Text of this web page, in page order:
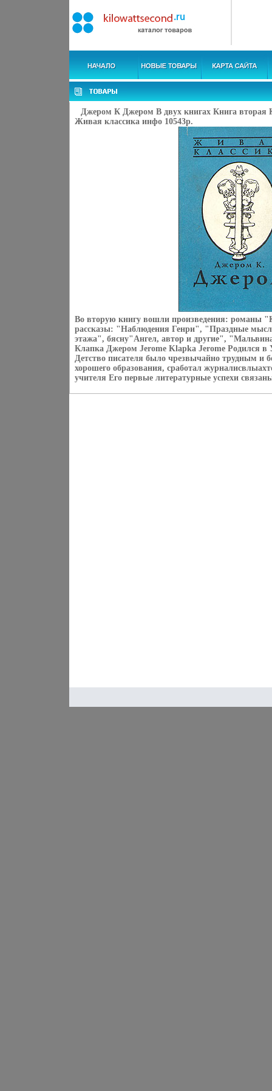
Джером К Джером В двух книгах Книга
Живая классика инфо 10543p.
Во вторую книгу вошли произведения:
рассказы: "Наблюдения Генри", "Праздные
этажа", бясну"Ангел, автор и другие",
Клапка Джером Jerome Klapka Jerome Родился в
Детство писателя было чрезвычайно трудным и
хорошего образования, сработал
учителя Его первые литературные успехи